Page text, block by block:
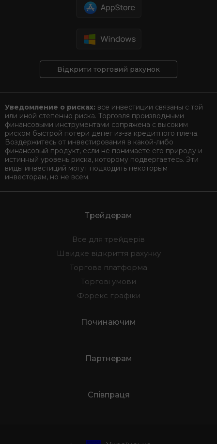
Відкрити торговий рахунок
Уведомление о рисках: все инвестиции связаны с той
или иной степенью риска. Торговля производными
финансовыми инструментами сопряжена с высоким
риском быстрой потери денег из-за кредитного плеча.
Воздержитесь от инвестирования в какой-либо
финансовый продукт, если не понимаете его природу и
истинный уровень риска, которому подвергаетесь. Эти
виды инвестиций могут подходить некоторым
инвесторам, но не всем.
Трейдерам
Все для трейдерів
Швидке відкриття рахунку
Торгова платформа
Торгові умови
Форекс графіки
Починаючим
Партнерам
Співпраця